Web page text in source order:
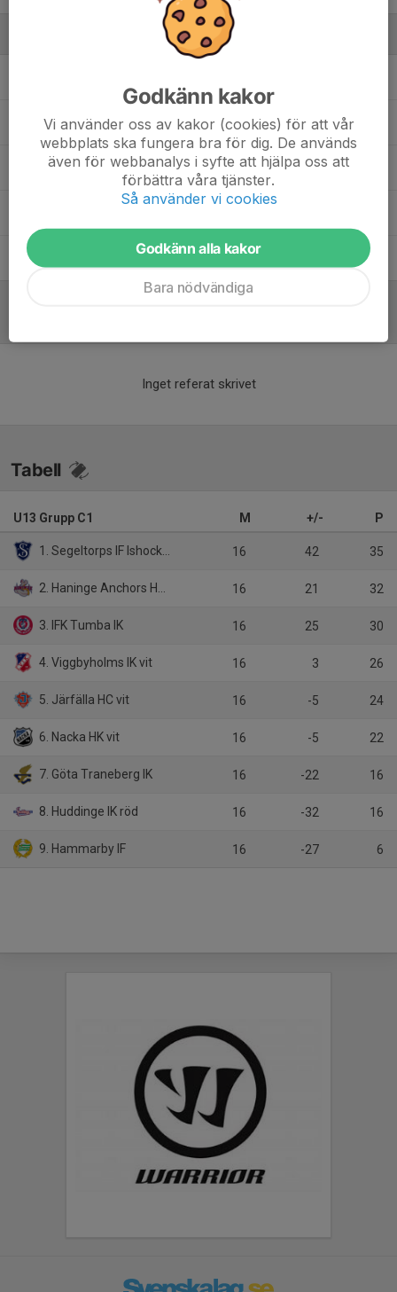
Dan BjörkanderAss Tränare
Henrik WestlundAss Tränare
Lagledare
Inget referat skrivet
Tabell
U13 Grupp C1 M +/- P
1. Segeltorps IF Ishockeyförening 16 42 35
2. Haninge Anchors HC vit 16 21 32
3. IFK Tumba IK 16 25 30
4. Viggbyholms IK vit 16 3 26
5. Järfälla HC vit 16 -5 24
6. Nacka HK vit 16 -5 22
7. Göta Traneberg IK 16 -22 16
8. Huddinge IK röd 16 -32 16
9. Hammarby IF 16 -27 6
Godkänn kakor
Vi använder oss av kakor (cookies) för att vår
webbplats ska fungera bra för dig. De används
även för webbanalys i syfte att hjälpa oss att
förbättra våra tjänster.
Så använder vi cookies
Godkänn alla kakor
Bara nödvändiga